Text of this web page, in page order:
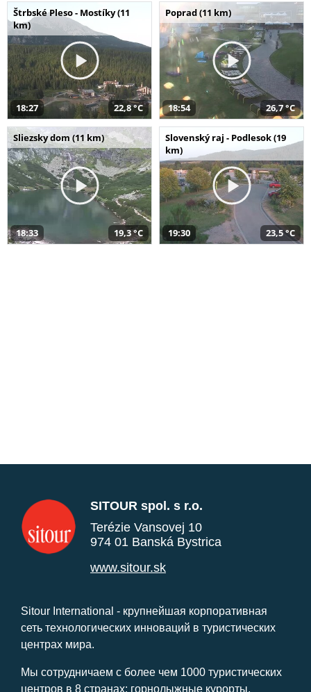
Štrbské Pleso - Mostíky (11
km)
18:27 22,8 °C
Poprad (11 km)
18:54 26,7 °C
Sliezsky dom (11 km)
18:33 19,3 °C
Slovenský raj - Podlesok (19
km)
19:30 23,5 °C
SITOUR spol. s r.o.
Terézie Vansovej 10
974 01 Banská Bystrica
www.sitour.sk
Sitour International - крупнейшая корпоративная
сеть технологических инноваций в туристических
центрах мира.
Мы сотрудничаем с более чем 1000 туристических
центров в 8 странах: горнолыжные курорты,